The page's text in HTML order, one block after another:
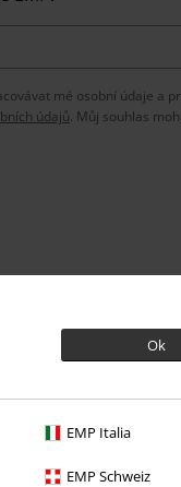
Ok
EMP Italia
EMP Schweiz
mé osobní údaje a
údajů. Můj souhlas